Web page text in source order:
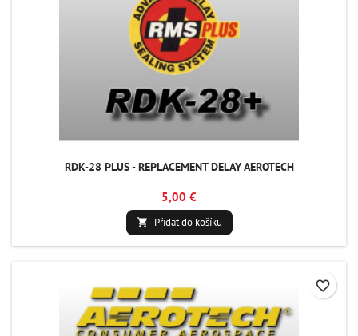
RDK-28 PLUS - REPLACEMENT DELAY AEROTECH
5,00 €
 Přidat do košíku
favorite_border